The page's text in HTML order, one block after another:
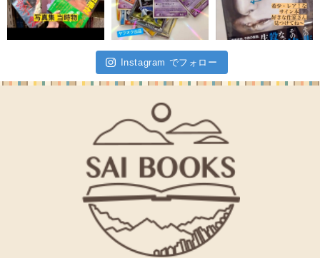
Instagram でフォロー